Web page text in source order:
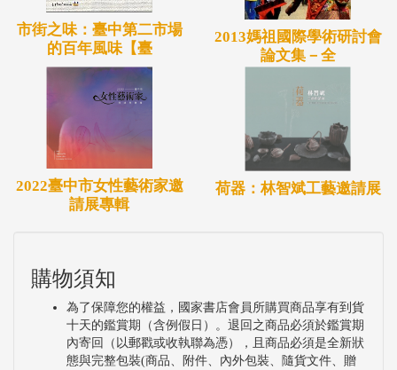
市街之味：臺中第二市場
的百年風味【臺
2013媽祖國際學術研討會
論文集－全
2022臺中市女性藝術家邀
請展專輯
荷器：林智斌工藝邀請展
購物須知
為了保障您的權益，國家書店會員所購買商品享有到貨
十天的鑑賞期（含例假日）。退回之商品必須於鑑賞期
內寄回（以郵戳或收執聯為憑），且商品必須是全新狀
態與完整包裝(商品、附件、內外包裝、隨貨文件、贈